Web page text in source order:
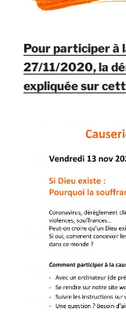
Pour participer à
27/11/2020, la
expliquée sur